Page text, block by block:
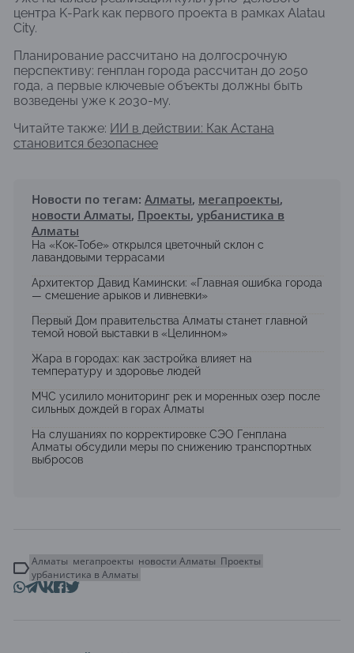
центра K-Park как первого проекта в рамках Alatau
City.
Планирование рассчитано на долгосрочную
перспективу: генплан города рассчитан до 2050
года, а первые ключевые объекты должны быть
возведены уже к 2030-му.
Читайте также: ИИ в действии: Как Астана
становится безопаснее
Новости по тегам: Алматы, мегапроекты,
новости Алматы, Проекты, урбанистика в
Алматы
На «Кок-Тобе» открылся цветочный склон с
лавандовыми террасами
Архитектор Давид Камински: «Главная ошибка города
— смешение арыков и ливневки»
Первый Дом правительства Алматы станет главной
темой новой выставки в «Целинном»
Жара в городах: как застройка влияет на
температуру и здоровье людей
МЧС усилило мониторинг рек и моренных озер после
сильных дождей в горах Алматы
На слушаниях по корректировке СЭО Генплана
Алматы обсудили меры по снижению транспортных
выбросов
Алматы мегапроекты новости Алматы Проекты
урбанистика в Алматы